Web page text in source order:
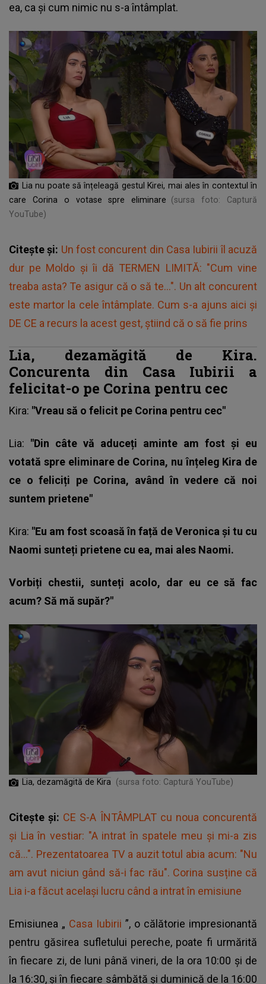
ea, ca și cum nimic nu s-a întâmplat.
Lia nu poate să înțeleagă gestul Kirei, mai ales în contextul în
care Corina o votase spre eliminare
(sursa foto: Captură
YouTube)
Citește și: Un fost concurent din Casa Iubirii îl acuză
dur pe Moldo și îi dă TERMEN LIMITĂ: "Cum vine
treaba asta? Te asigur că o să te...". Un alt concurent
este martor la cele întâmplate. Cum s-a ajuns aici și
DE CE a recurs la acest gest, știind că o să fie prins
Lia, dezamăgită de Kira.
Concurenta din Casa Iubirii a
felicitat-o pe Corina pentru cec
Kira: "Vreau să o felicit pe Corina pentru cec"
Lia: "Din câte vă aduceți aminte am fost și eu
votată spre eliminare de Corina, nu înțeleg Kira de
ce o feliciți pe Corina, având în vedere că noi
suntem prietene"
Kira: "Eu am fost scoasă în față de Veronica și tu cu
Naomi sunteți prietene cu ea, mai ales Naomi.
Vorbiți chestii, sunteți acolo, dar eu ce să fac
acum? Să mă supăr?"
Lia, dezamăgită de Kira (sursa foto: Captură YouTube)
Citește și: CE S-A ÎNTÂMPLAT cu noua concurentă
și Lia în vestiar: "A intrat în spatele meu și mi-a zis
că...". Prezentatoarea TV a auzit totul abia acum: "Nu
am avut niciun gând să-i fac rău". Corina susține că
Lia i-a făcut același lucru când a intrat în emisiune
Emisiunea „ Casa Iubirii ”, o călătorie impresionantă
pentru găsirea sufletului pereche, poate fi urmărită
în fiecare zi, de luni până vineri, de la ora 10:00 și de
la 16:30, și în fiecare sâmbătă și duminică de la 16:00